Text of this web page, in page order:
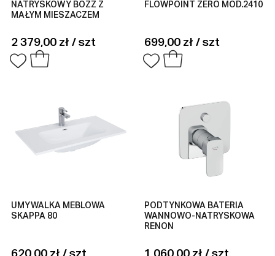
NATRYSKOWY BOZZ Z
MAŁYM MIESZACZEM
2 379,00 zł / szt
FLOWPOINT ZERO MOD.2410
699,00 zł / szt
UMYWALKA MEBLOWA
SKAPPA 80
PODTYNKOWA BATERIA
WANNOWO-NATRYSKOWA
RENON